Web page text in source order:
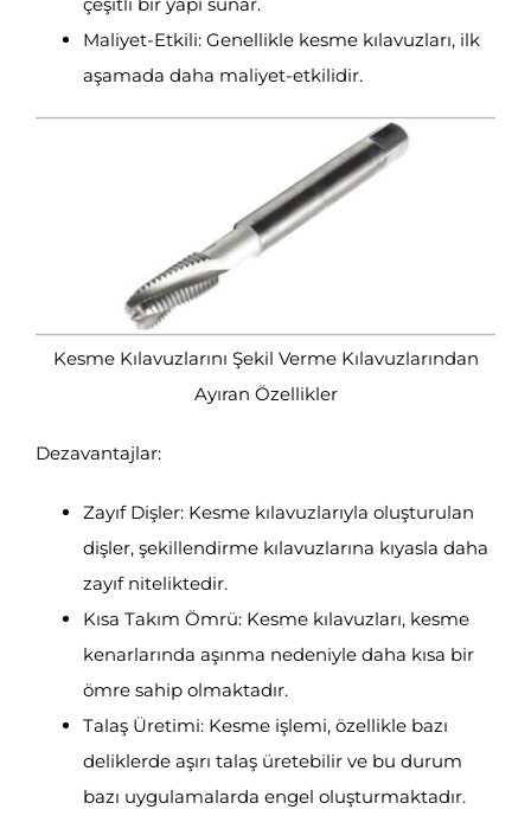
Maliyet-Etkili: Genellikle kesme kılavuzları, ilk
aşamada daha maliyet-etkilidir.
Kesme Kılavuzlarını Şekil Verme Kılavuzlarından
Ayıran Özellikler
Dezavantajlar:
Zayıf Dişler: Kesme kılavuzlarıyla oluşturulan
dişler, şekillendirme kılavuzlarına kıyasla daha
zayıf niteliktedir.
Kısa Takım Ömrü: Kesme kılavuzları, kesme
kenarlarında aşınma nedeniyle daha kısa bir
ömre sahip olmaktadır.
Talaş Üretimi: Kesme işlemi, özellikle bazı
deliklerde aşırı talaş üretebilir ve bu durum
bazı uygulamalarda engel oluşturmaktadır.